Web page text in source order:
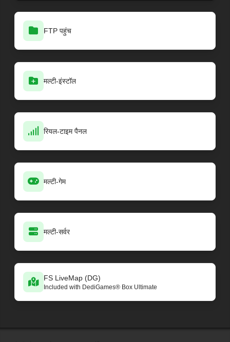
FTP पहुंच
मल्टी-इंस्टॉल
रियल-टाइम पैनल
मल्टी-गेम
मल्टी-सर्वर
FS LiveMap (DG)
Included with DediGames® Box Ultimate